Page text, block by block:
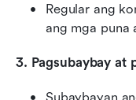
Regular ang
ang mga puna
3. Pagsubaybay at